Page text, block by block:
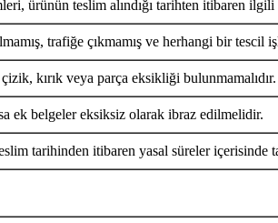
ürünün teslim alındığı tarihten itibaren
trafiğe çıkmamış ve herhangi bir tescil
kırık veya parça eksikliği bulunmamalıdır.
ek belgeler eksiksiz olarak ibraz edilmelidir.
tarihinden itibaren yasal süreler içerisinde